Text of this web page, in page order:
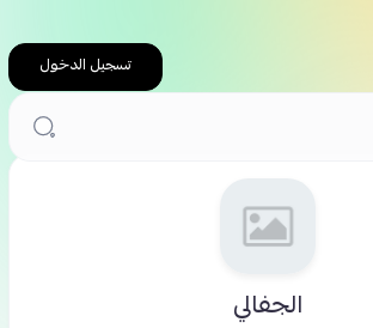
تسجيل الدخول
الجفالي